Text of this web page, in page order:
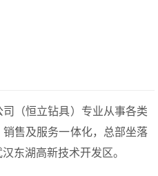
（恒立钻具）专业从事各类
售及服务一体化，总部坐落
东湖高新技术开发区。